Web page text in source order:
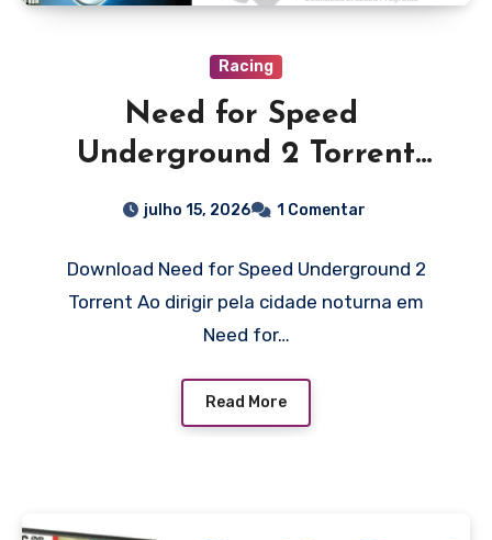
Racing
Need for Speed ​​
Underground 2 Torrent
Download grátis no PC
julho 15, 2026 1 Comentar
Download Need for Speed ​​Underground 2
Torrent Ao dirigir pela cidade noturna em
Need for…
Read More